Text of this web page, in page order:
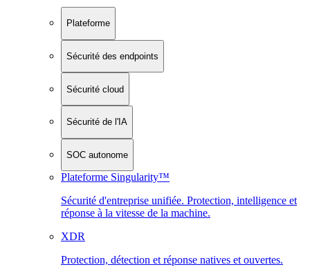
Plateforme
Sécurité des endpoints
Sécurité cloud
Sécurité de l'IA
SOC autonome
Plateforme Singularity™
Sécurité d'entreprise unifiée. Protection, intelligence et
réponse à la vitesse de la machine.
XDR
Protection, détection et réponse natives et ouvertes.